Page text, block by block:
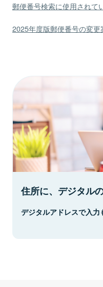
郵便番号検索に使用されて
2025年度版郵便番号の変更
住所に、デジタル
デジタルアドレスで入力